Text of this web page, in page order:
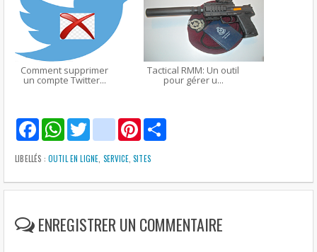
Comment supprimer
un compte Twitter...
Tactical RMM: Un outil
pour gérer u...
F
a
c
e
o
o
W
h
a
t
A
p
T
t
e
r
g
m
a
i
P
n
t
r
e
LIBELLÉS : OUTIL EN LIGNE, SERVICE,SITES
ENREGISTRER UN COMMENTAIRE